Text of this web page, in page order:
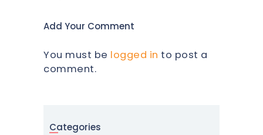
Add Your Comment
You must be logged in to post a
comment.
Categories